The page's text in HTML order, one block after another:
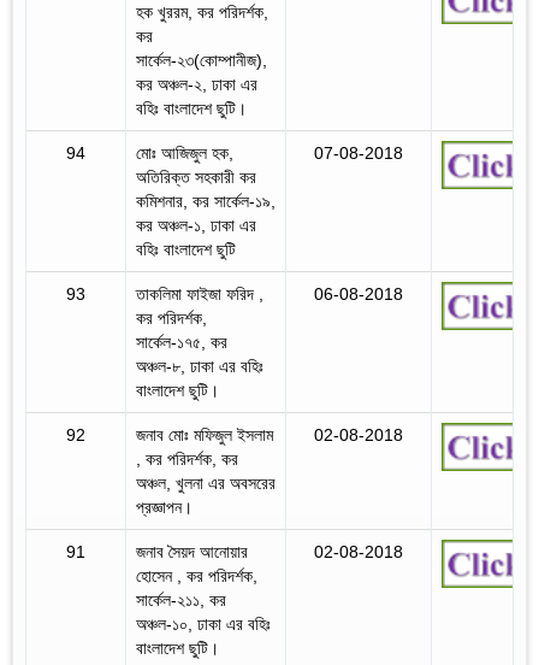
হক খুররম, কর পরিদর্শক,
কর
সার্কেল-২৩(কোম্পানীজ),
কর অঞ্চল-২, ঢাকা এর
বহিঃ বাংলাদেশ ছুটি।
94
মোঃ আজিজুল হক,
অতিরিক্ত সহকারী কর
কমিশনার, কর সার্কেল-১৯,
কর অঞ্চল-১, ঢাকা এর
বহিঃ বাংলাদেশ ছুটি
07-08-2018
93
তাকলিমা ফাইজা ফরিদ ,
কর পরিদর্শক,
সার্কেল-১৭৫, কর
অঞ্চল-৮, ঢাকা এর বহিঃ
বাংলাদেশ ছুটি।
06-08-2018
92
জনাব মোঃ মফিজুল ইসলাম
, কর পরিদর্শক, কর
অঞ্চল, খুলনা এর অবসরের
প্রজ্ঞাপন।
02-08-2018
91
জনাব সৈয়দ আনোয়ার
হোসেন , কর পরিদর্শক,
সার্কেল-২১১, কর
অঞ্চল-১০, ঢাকা এর বহিঃ
বাংলাদেশ ছুটি।
02-08-2018